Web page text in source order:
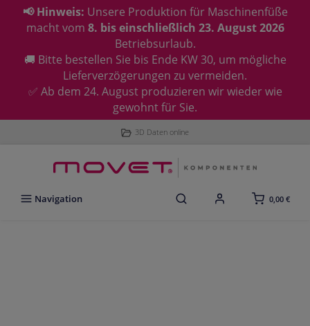
📢 Hinweis: Unsere Produktion für Maschinenfüße
macht vom 8. bis einschließlich 23. August 2026
Betriebsurlaub.
🚚 Bitte bestellen Sie bis Ende KW 30, um mögliche
Lieferverzögerungen zu vermeiden.
✅ Ab dem 24. August produzieren wir wieder wie
gewohnt für Sie.
3D Daten online
Navigation 0,00 €